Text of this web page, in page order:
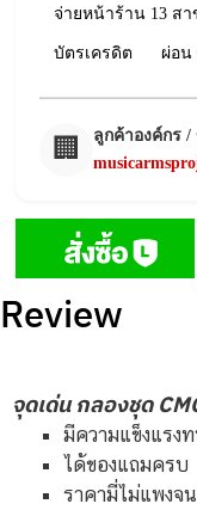
จ่ายหน้าร้าน 13 สา
บัตรเครดิต ผ่อน
🏢
ลูกค้าองค์กร /
Review
จุดเด่น กลองชุด
มีความแข็งแรง
ได้ของแถมครบ
ราคามี่ไม่แพงจ